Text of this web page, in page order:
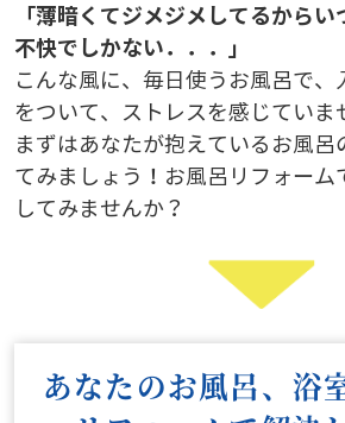
「薄暗くてジメジメしてるから
不快でしかない．．．」
こんな風に、毎日使うお風呂で
をついて、ストレスを感じていま
まずはあなたが抱えているお風呂
てみましょう！お風呂リフォーム
してみませんか？
あなたのお風呂、浴